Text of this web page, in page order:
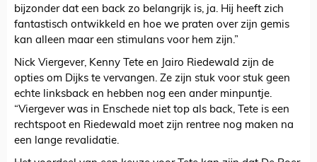
bijzonder dat een back zo belangrijk is, ja. Hij heeft zich
fantastisch ontwikkeld en hoe we praten over zijn gemis
kan alleen maar een stimulans voor hem zijn.”
Nick Viergever, Kenny Tete en Jairo Riedewald zijn de
opties om Dijks te vervangen. Ze zijn stuk voor stuk geen
echte linksback en hebben nog een ander minpuntje.
“Viergever was in Enschede niet top als back, Tete is een
rechtspoot en Riedewald moet zijn rentree nog maken na
een lange revalidatie.